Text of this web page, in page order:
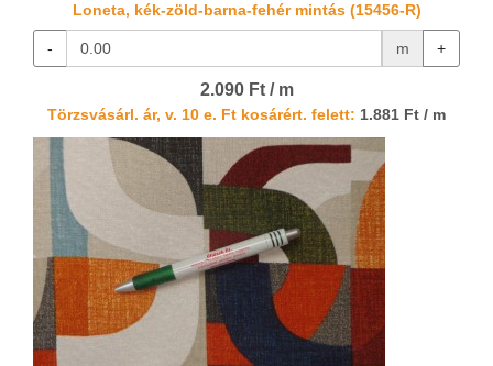
Loneta, kék-zöld-barna-fehér mintás (15456-R)
- m +
2.090 Ft / m
Törzsvásárl. ár, v. 10 e. Ft kosárért. felett: 1.881 Ft / m